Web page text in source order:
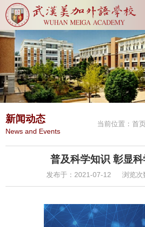
新闻动态
News and Events
当前位置： 首
普及科学知识 彰显
发布于：2021-07-12 浏览次